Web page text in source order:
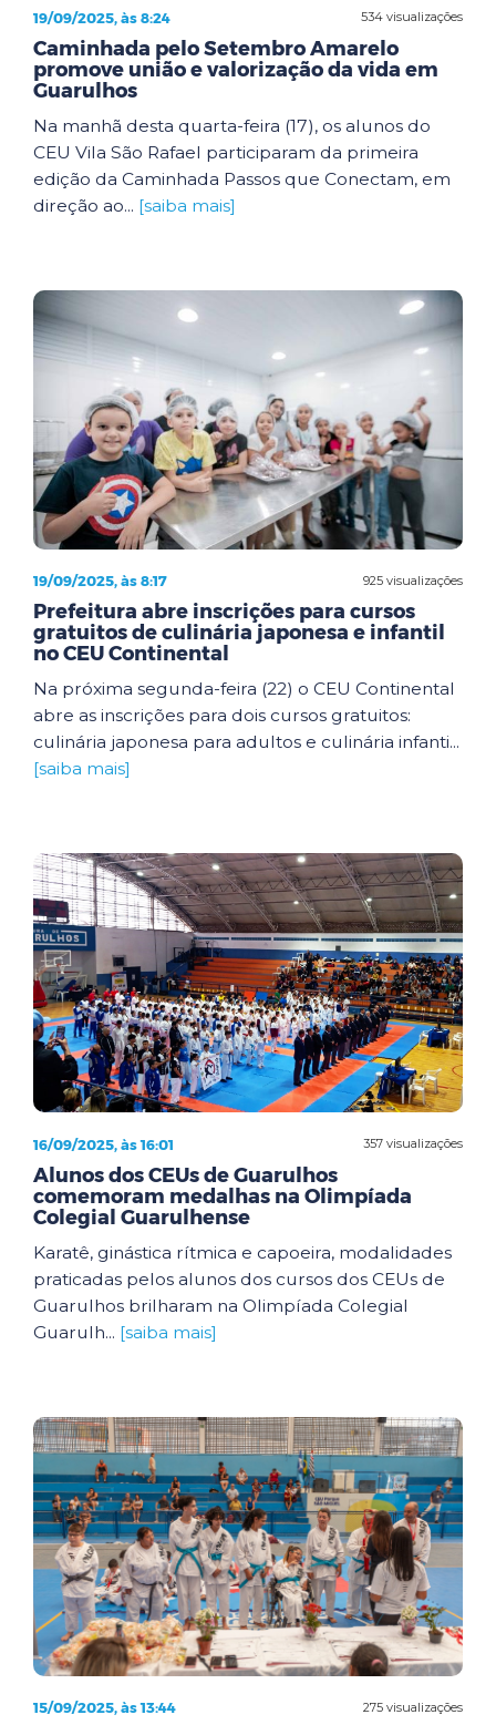
534 visualizações
19/09/2025, às 8:24
Caminhada pelo Setembro Amarelo
promove união e valorização da vida em
Guarulhos
Na manhã desta quarta-feira (17), os alunos do
CEU Vila São Rafael participaram da primeira
edição da Caminhada Passos que Conectam, em
direção ao... [saiba mais]
925 visualizações
19/09/2025, às 8:17
Prefeitura abre inscrições para cursos
gratuitos de culinária japonesa e infantil
no CEU Continental
Na próxima segunda-feira (22) o CEU Continental
abre as inscrições para dois cursos gratuitos:
culinária japonesa para adultos e culinária infanti...
[saiba mais]
357 visualizações
16/09/2025, às 16:01
Alunos dos CEUs de Guarulhos
comemoram medalhas na Olimpíada
Colegial Guarulhense
Karatê, ginástica rítmica e capoeira, modalidades
praticadas pelos alunos dos cursos dos CEUs de
Guarulhos brilharam na Olimpíada Colegial
Guarulh... [saiba mais]
275 visualizações
15/09/2025, às 13:44